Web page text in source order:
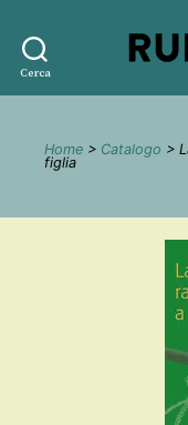
Cerca
Home > Catalogo >
figlia